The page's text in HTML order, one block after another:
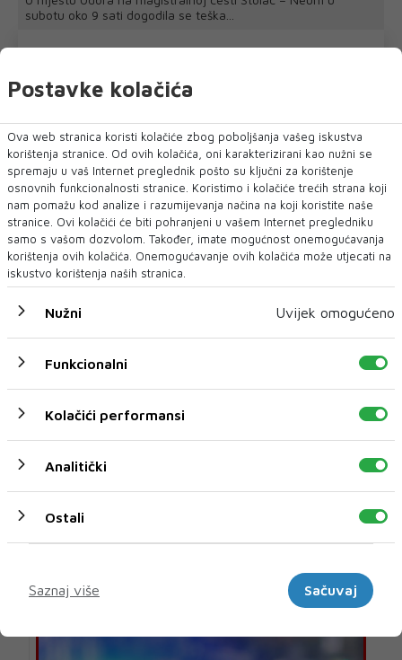
subotu oko 9 sati dogodila se teška...
U novom broju pročitajte
BIH
Postavke kolačića
Ova web stranica koristi kolačiće zbog poboljšanja vašeg iskustva
korištenja stranice. Od ovih kolačića, oni karakterizirani kao nužni se
spremaju u vaš Internet preglednik pošto su ključni za korištenje
osnovnih funkcionalnosti stranice. Koristimo i kolačiće trećih strana koji
nam pomažu kod analize i razumijevanja načina na koji koristite naše
stranice. Ovi kolačići će biti pohranjeni u vašem Internet pregledniku
samo s vašom dozvolom. Također, imate mogućnost onemogućavanja
korištenja ovih kolačića. Onemogućavanje ovih kolačića može utjecati na
iskustvo korištenja naših stranica.
Nužni Uvijek omogućeno
Funkcionalni
Kolačići performansi
Analitički
Ostali
Saznaj više
Sačuvaj